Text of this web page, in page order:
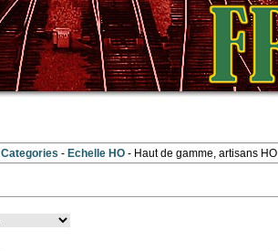
Categories Echelle HO Haut de gamme, artisans HO